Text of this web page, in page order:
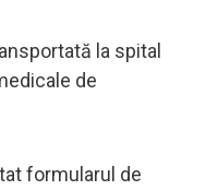
la spital
de
formularul de